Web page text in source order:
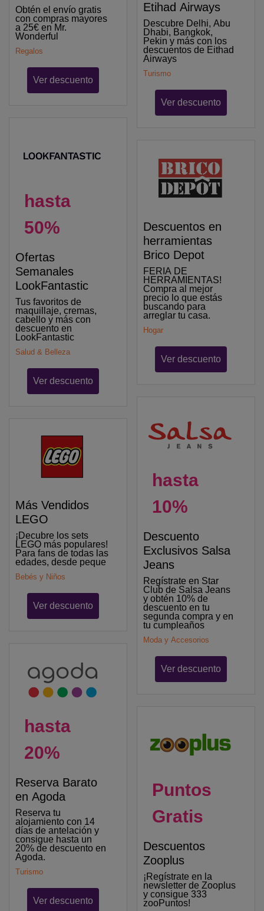
Obtén el envío gratis
con compras mayores
a 25€ en Mr.
Wonderful
Regalos
Ver descuento
hasta
50%
Ofertas
Semanales
LookFantastic
Tus favoritos de
maquillaje, cremas,
cabello y más con
descuento en
LookFantastic
Salud & Belleza
Ver descuento
Más Vendidos
LEGO
¡Decubre los sets
LEGO más populares!
Para fans de todas las
edades, desde peque
Bebés y Niños
Ver descuento
hasta
20%
Reserva Barato
en Agoda
Reserva tu
alojamiento con 14
días de antelación y
consigue hasta un
20% de descuento en
Agoda.
Turismo
Ver descuento
Etihad Airways
Descubre Delhi, Abu
Dhabi, Bangkok,
Pekin y más con los
descuentos de Eithad
Airways
Turismo
Ver descuento
Descuentos en
herramientas
Brico Depot
FERIA DE
HERRAMIENTAS!
Compra al mejor
precio lo que estás
buscando para
arreglar tu casa.
Hogar
Ver descuento
hasta
10%
Descuento
Exclusivos Salsa
Jeans
Regístrate en Star
Club de Salsa Jeans
y obtén 10% de
descuento en tu
segunda compra y en
tu cumpleaños
Moda y Accesorios
Ver descuento
Puntos
Gratis
Descuentos
Zooplus
¡Regístrate en la
newsletter de Zooplus
y consigue 333
zooPuntos!